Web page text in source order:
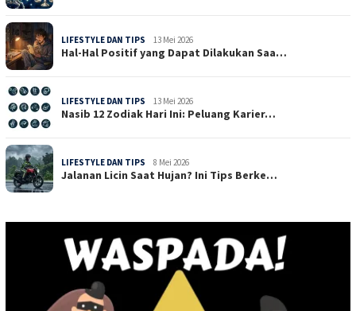
LIFESTYLE DAN TIPS 13 Mei 2026
Hal-Hal Positif yang Dapat Dilakukan Saa…
LIFESTYLE DAN TIPS 13 Mei 2026
Nasib 12 Zodiak Hari Ini: Peluang Karier…
LIFESTYLE DAN TIPS 8 Mei 2026
Jalanan Licin Saat Hujan? Ini Tips Berke…